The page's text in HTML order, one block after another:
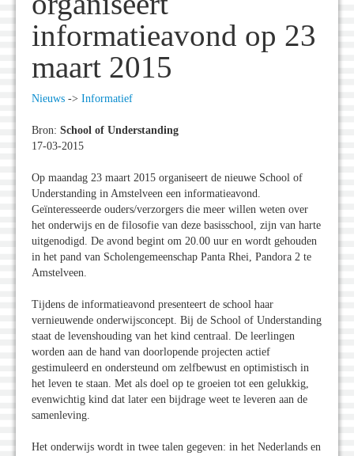
informatieavond op 23
maart 2015
Nieuws -> Informatief
Bron: School of Understanding
17-03-2015
Op maandag 23 maart 2015 organiseert de nieuwe School of
Understanding in Amstelveen een informatieavond.
Geïnteresseerde ouders/verzorgers die meer willen weten over
het onderwijs en de filosofie van deze basisschool, zijn van harte
uitgenodigd. De avond begint om 20.00 uur en wordt gehouden
in het pand van Scholengemeenschap Panta Rhei, Pandora 2 te
Amstelveen.
Tijdens de informatieavond presenteert de school haar
vernieuwende onderwijsconcept. Bij de School of Understanding
staat de levenshouding van het kind centraal. De leerlingen
worden aan de hand van doorlopende projecten actief
gestimuleerd en ondersteund om zelfbewust en optimistisch in
het leven te staan. Met als doel op te groeien tot een gelukkig,
evenwichtig kind dat later een bijdrage weet te leveren aan de
samenleving.
Het onderwijs wordt in twee talen gegeven: in het Nederlands en